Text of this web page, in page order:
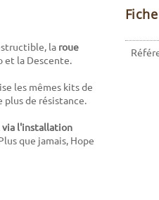
la roue
et la Descente.
les mêmes kits de
plus de résistance.
via l'installation
que jamais, Hope